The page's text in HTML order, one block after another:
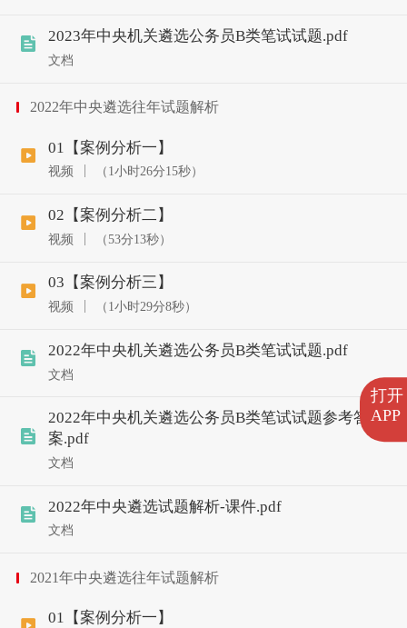
打开
APP
2023年中央机关遴选公务员B类笔试试题.pdf
文档
2022年中央遴选往年试题解析
01【案例分析一】
视频 （1小时26分15秒）
02【案例分析二】
视频 （53分13秒）
03【案例分析三】
视频 （1小时29分8秒）
2022年中央机关遴选公务员B类笔试试题.pdf
文档
2022年中央机关遴选公务员B类笔试试题参考答
案.pdf
文档
2022年中央遴选试题解析-课件.pdf
文档
2021年中央遴选往年试题解析
01【案例分析一】